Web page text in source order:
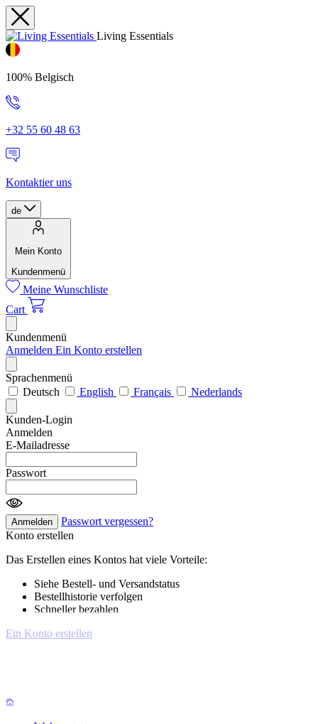
Living Essentials
100% Belgisch
+32 55 60 48 63
Kontaktier uns
de
Mein Konto
Kundenmenü
Meine Wunschliste
Cart
Kundenmenü
Anmelden Ein Konto erstellen
Sprachenmenü
Deutsch
English Français Nederlands
Kunden-Login
Anmelden
E-Mailadresse
Passwort
Anmelden
Passwort vergessen?
Konto erstellen
Das Erstellen eines Kontos hat viele Vorteile:
Siehe Bestell- und Versandstatus
Bestellhistorie verfolgen
Schneller bezahlen
Ein Konto erstellen